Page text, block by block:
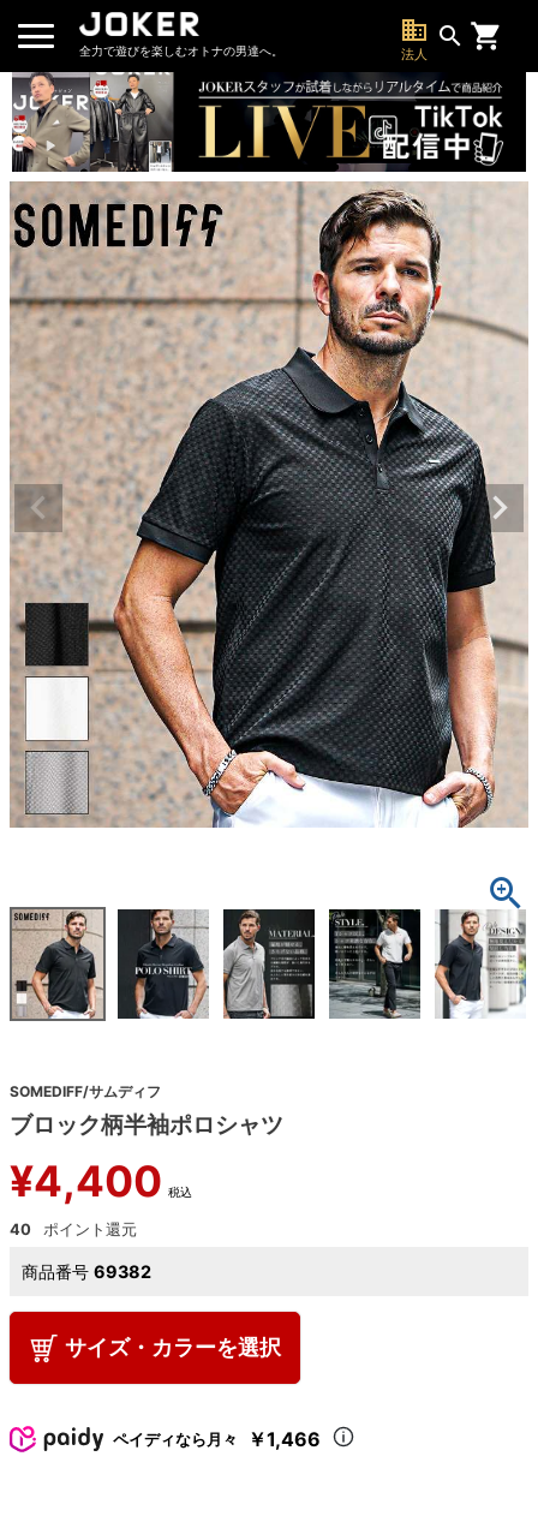
全力で遊びを楽しむオトナの男達へ。
business
法人
search
SOMEDIFF/サムディフ
ブロック柄半袖ポロシャツ
¥4,400 税込
40
商品番号 69382
サイズ・カラーを選択
ペイディなら月々 ￥1,466